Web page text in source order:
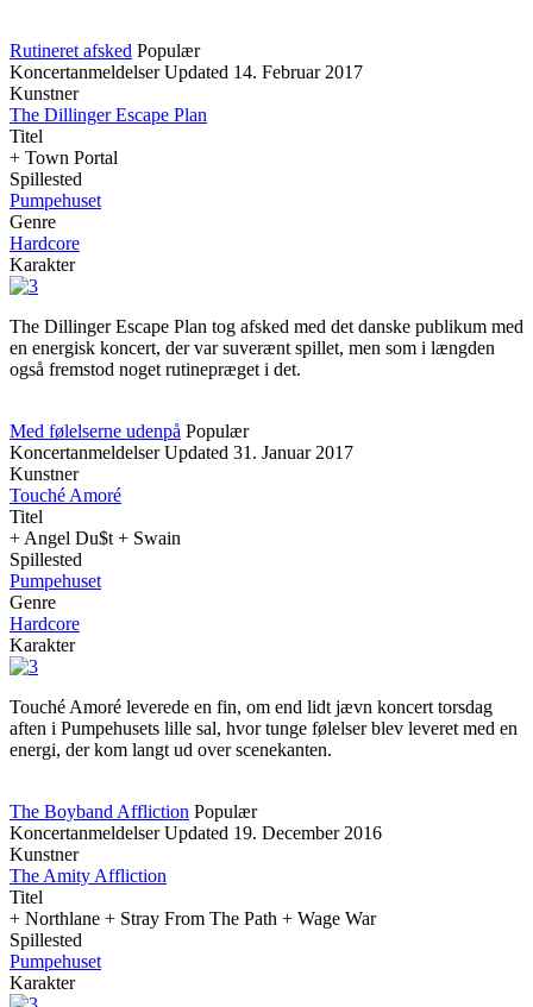
Rutineret afsked Populær
Koncertanmeldelser Updated 14. Februar 2017
Kunstner
The Dillinger Escape Plan
Titel
+ Town Portal
Spillested
Pumpehuset
Genre
Hardcore
Karakter
The Dillinger Escape Plan tog afsked med det danske publikum med
en energisk koncert, der var suverænt spillet, men som i længden
også fremstod noget rutinepræget i det.
Med følelserne udenpå Populær
Koncertanmeldelser Updated 31. Januar 2017
Kunstner
Touché Amoré
Titel
+ Angel Du$t + Swain
Spillested
Pumpehuset
Genre
Hardcore
Karakter
Touché Amoré leverede en fin, om end lidt jævn koncert torsdag
aften i Pumpehusets lille sal, hvor tunge følelser blev leveret med en
energi, der kom langt ud over scenekanten.
The Boyband Affliction Populær
Koncertanmeldelser Updated 19. December 2016
Kunstner
The Amity Affliction
Titel
+ Northlane + Stray From The Path + Wage War
Spillested
Pumpehuset
Karakter